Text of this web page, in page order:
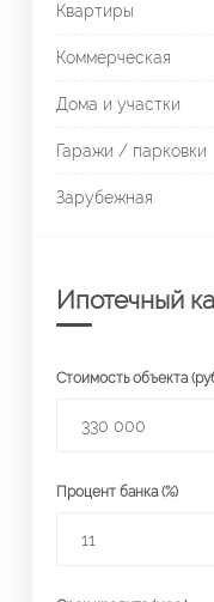
Квартиры
Коммерческая
Дома и участки
Гаражи / парковки
Зарубежная
Ипотечный
Стоимость объекта
Процент банка (%)